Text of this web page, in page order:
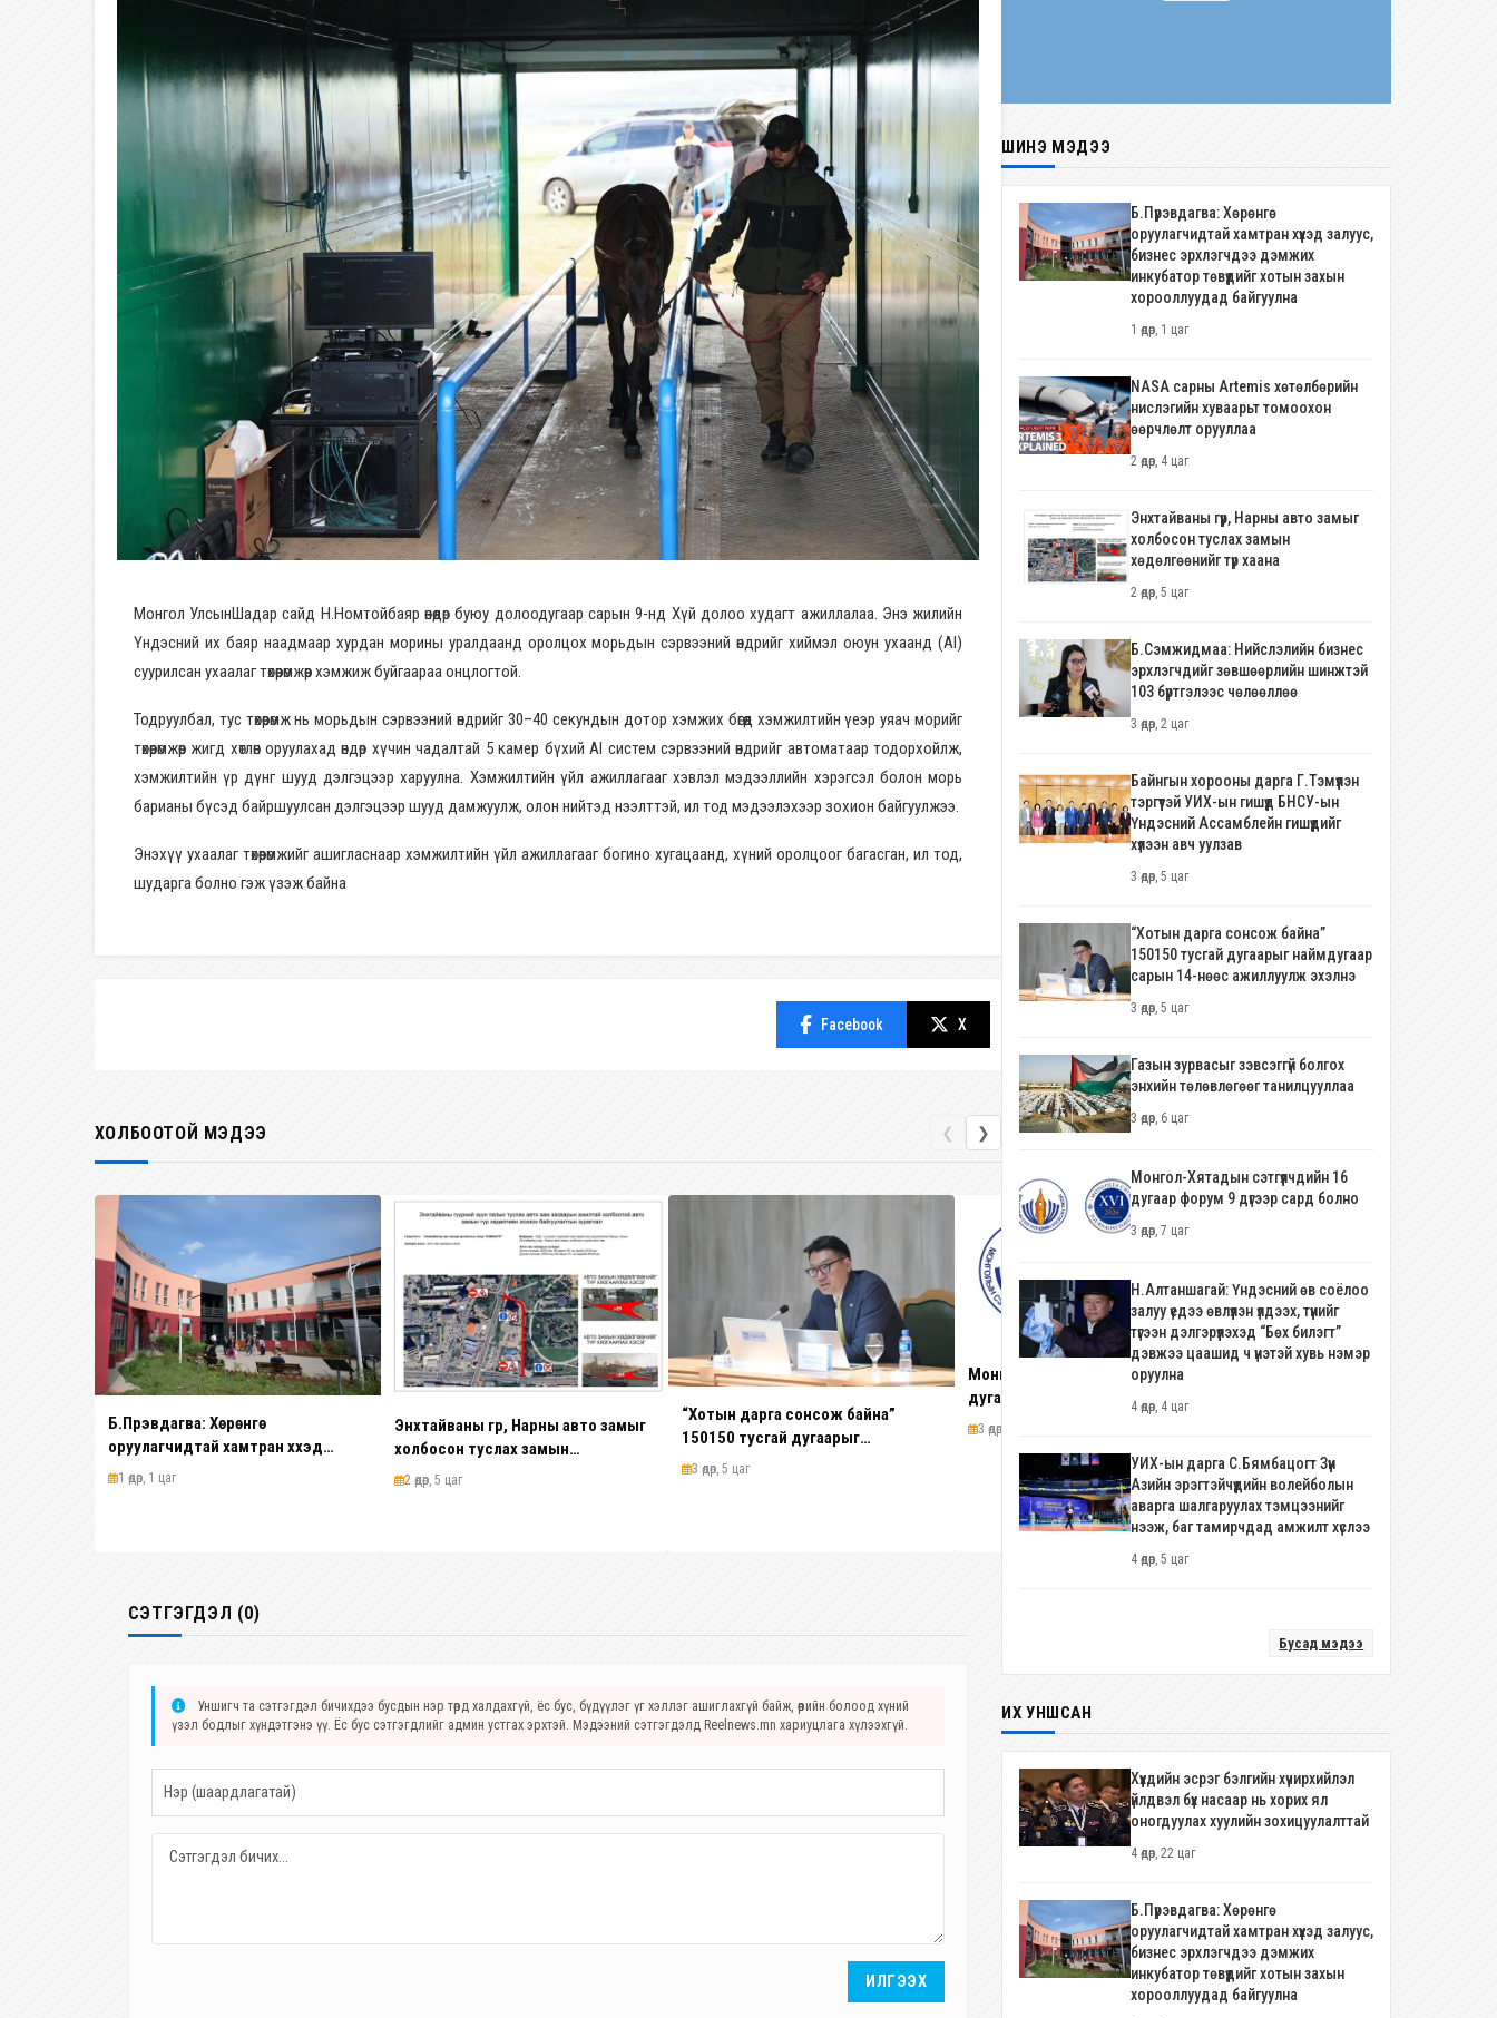
Монгол УлсынШадар сайд Н.Номтойбаяр өнөөдөр буюу долоодугаар сарын 9-нд Хүй долоо худагт ажиллалаа. Энэ жилийн
Үндэсний их баяр наадмаар хурдан морины уралдаанд оролцох морьдын сэрвээний өндрийг хиймэл оюун ухаанд (AI)
суурилсан ухаалаг төхөөрөмжөөр хэмжиж буйгаараа онцлогтой.
Тодруулбал, тус төхөөрөмж нь морьдын сэрвээний өндрийг 30–40 секундын дотор хэмжих бөгөөд хэмжилтийн үеэр уяач морийг
төхөөрөмжөөр жигд хөтлөн оруулахад өндөр хүчин чадалтай 5 камер бүхий AI систем сэрвээний өндрийг автоматаар тодорхойлж,
хэмжилтийн үр дүнг шууд дэлгэцээр харуулна. Хэмжилтийн үйл ажиллагааг хэвлэл мэдээллийн хэрэгсэл болон морь
барианы бүсэд байршуулсан дэлгэцээр шууд дамжуулж, олон нийтэд нээлттэй, ил тод мэдээлэхээр зохион байгуулжээ.
Энэхүү ухаалаг төхөөрөмжийг ашигласнаар хэмжилтийн үйл ажиллагааг богино хугацаанд, хүний оролцоог багасган, ил тод,
шударга болно гэж үзэж байна
Facebook X
ХОЛБООТОЙ МЭДЭЭ ❮ ❯
Б.Пүрэвдагва: Хөрөнгө
оруулагчидтай хамтран хүүхэд
залуус, бизнес эрхлэгчдээ
1 өдөр, 1 цаг
Энхтайваны гүүр, Нарны авто замыг
холбосон туслах замын
хөдөлгөөнийг түр хаана
2 өдөр, 5 цаг
“Хотын дарга сонсож байна”
150150 тусгай дугаарыг
наймдугаар сарын 14-нөөс
3 өдөр, 5 цаг
Монгол-Хятадын сэтгүүлчдийн 16
дугаар форум 9 дүгээр сард болно
3 өдөр, 7 цаг
Н.Алтаншагай: Үндэсний өв
соёлоо залуу үедээ өвлүүлэн
түүнийг түгээн дэлгэрүүлэхэд “Бөх
билэгт” дэвжээ цаашид ч
4 өдөр, 4 цаг
СЭТГЭГДЭЛ (0)
Уншигч та сэтгэгдэл бичихдээ бусдын нэр төрд халдахгүй, ёс бус, бүдүүлэг үг хэллэг ашиглахгүй байж, өөрийн болоод хүний
үзэл бодлыг хүндэтгэнэ үү. Ёс бус сэтгэгдлийг админ устгах эрхтэй. Мэдээний сэтгэгдэлд Reelnews.mn хариуцлага хүлээхгүй.
ИЛГЭЭХ
ШИНЭ МЭДЭЭ
Б.Пүрэвдагва: Хөрөнгө
оруулагчидтай хамтран хүүхэд залуус,
бизнес эрхлэгчдээ дэмжих
инкубатор төвүүдийг хотын захын
хорооллуудад байгуулна
1 өдөр, 1 цаг
NASA сарны Artemis хөтөлбөрийн
нислэгийн хуваарьт томоохон
өөрчлөлт орууллаа
2 өдөр, 4 цаг
Энхтайваны гүүр, Нарны авто замыг
холбосон туслах замын
хөдөлгөөнийг түр хаана
2 өдөр, 5 цаг
Б.Сэмжидмаа: Нийслэлийн бизнес
эрхлэгчдийг зөвшөөрлийн шинжтэй
103 бүртгэлээс чөлөөллөө
3 өдөр, 2 цаг
Байнгын хорооны дарга Г.Тэмүүлэн
тэргүүтэй УИХ-ын гишүүд БНСУ-ын
Үндэсний Ассамблейн гишүүдийг
хүлээн авч уулзав
3 өдөр, 5 цаг
“Хотын дарга сонсож байна”
150150 тусгай дугаарыг наймдугаар
сарын 14-нөөс ажиллуулж эхэлнэ
3 өдөр, 5 цаг
Газын зурвасыг зэвсэггүй болгох
энхийн төлөвлөгөөг танилцууллаа
3 өдөр, 6 цаг
Монгол-Хятадын сэтгүүлчдийн 16
дугаар форум 9 дүгээр сард болно
3 өдөр, 7 цаг
Н.Алтаншагай: Үндэсний өв соёлоо
залуу үедээ өвлүүлэн үлдээх, түүнийг
түгээн дэлгэрүүлэхэд “Бөх билэгт”
дэвжээ цаашид ч үнэтэй хувь нэмэр
оруулна
4 өдөр, 4 цаг
УИХ-ын дарга С.Бямбацогт Зүүн
Азийн эрэгтэйчүүдийн волейболын
аварга шалгаруулах тэмцээнийг
нээж, баг тамирчдад амжилт хүслээ
4 өдөр, 5 цаг
Бусад мэдээ
ИХ УНШСАН
Хүүхдийн эсрэг бэлгийн хүчирхийлэл
үйлдвэл бүх насаар нь хорих ял
оногдуулах хуулийн зохицуулалттай
4 өдөр, 22 цаг
Б.Пүрэвдагва: Хөрөнгө
оруулагчидтай хамтран хүүхэд залуус,
бизнес эрхлэгчдээ дэмжих
инкубатор төвүүдийг хотын захын
хорооллуудад байгуулна